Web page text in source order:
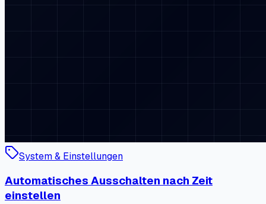
System & Einstellungen
Automatisches Ausschalten nach Zeit
einstellen